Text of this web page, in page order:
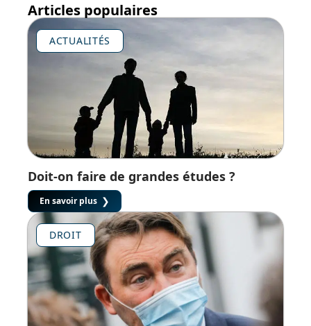
Articles populaires
ACTUALITÉS
Doit-on faire de grandes études ?
En savoir plus
DROIT